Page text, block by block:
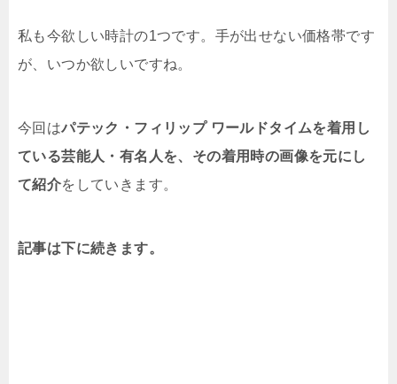
私も今欲しい時計の1つです。手が出せない価格帯です
が、いつか欲しいですね。
今回はパテック・フィリップ ワールドタイムを着用し
ている芸能人・有名人を、その着用時の画像を元にし
て紹介をしていきます。
記事は下に続きます。